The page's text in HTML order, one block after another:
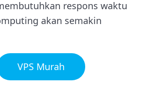
respons waktu
akan semakin
VPS Murah